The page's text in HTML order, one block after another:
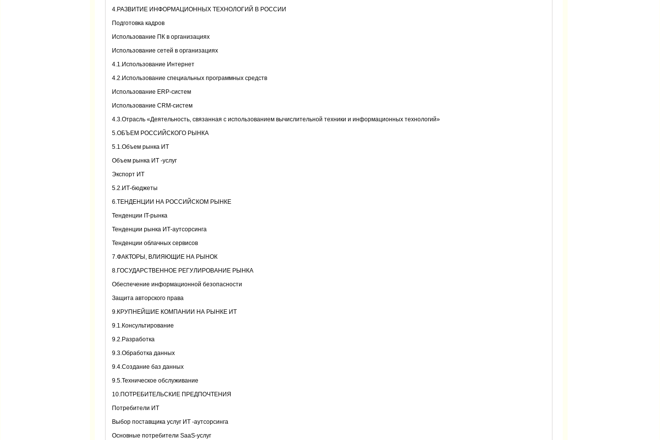
4.РАЗВИТИЕ ИНФОРМАЦИОННЫХ ТЕХНОЛОГИЙ В РОССИИ
Подготовка кадров
Использование ПК в организациях
Использование сетей в организациях
4.1.Использование Интернет
4.2.Использование специальных программных средств
Использование ERP-систем
Использование CRM-систем
4.3.Отрасль «Деятельность, связанная с использованием вычислительной техники и информационных технологий»
5.ОБЪЕМ РОССИЙСКОГО РЫНКА
5.1.Объем рынка ИТ
Объем рынка ИТ -услуг
Экспорт ИТ
5.2.ИТ-бюджеты
6.ТЕНДЕНЦИИ НА РОССИЙСКОМ РЫНКЕ
Тенденции IT-рынка
Тенденции рынка ИТ-аутсорсинга
Тенденции облачных сервисов
7.ФАКТОРЫ, ВЛИЯЮЩИЕ НА РЫНОК
8.ГОСУДАРСТВЕННОЕ РЕГУЛИРОВАНИЕ РЫНКА
Обеспечение информационной безопасности
Защита авторского права
9.КРУПНЕЙШИЕ КОМПАНИИ НА РЫНКЕ ИТ
9.1.Консультирование
9.2.Разработка
9.3.Обработка данных
9.4.Создание баз данных
9.5.Техническое обслуживание
10.ПОТРЕБИТЕЛЬСКИЕ ПРЕДПОЧТЕНИЯ
Потребители ИТ
Выбор поставщика услуг ИТ -аутсорсинга
Основные потребители SaaS-услуг